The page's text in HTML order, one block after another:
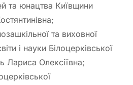
та юнацтва Київщини
та виховної
і науки Білоцерківської
Лариса Олексіївна;